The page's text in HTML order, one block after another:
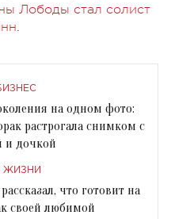
Лободы стал солист
.
на одном фото:
растрогала снимком с
и дочкой
ЖИЗНИ
что готовит на
своей любимой